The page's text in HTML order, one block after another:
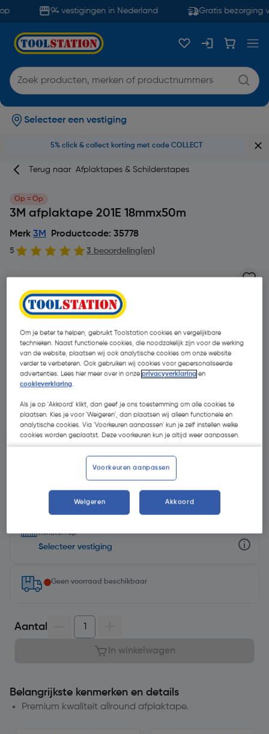
94 vestigingen in Nederland Gratis bezorging
Selecteer een vestiging
5% click & collect korting met code COLLECT
Terug naar Afplaktapes & Schilderstapes
Op = Op
3M afplaktape 201E 18mmx50m
Merk 3M Productcode: 35778
5 3 beoordeling(en)
| Excl. btw € 0,93
minuten op
Selecteer vestiging
Geen voorraad beschikbaar
Aantal
In winkelwagen
Belangrijkste kenmerken en details
Premium kwaliteit allround afplaktape.
Om je beter te helpen, gebruikt Toolstation cookies en vergelijkbare
technieken. Naast functionele cookies, die noodzakelijk zijn voor de werking
van de website, plaatsen wij ook analytische cookies om onze website
verder te verbeteren. Ook gebruiken wij cookies voor gepersonaliseerde
advertenties. Lees hier meer over in onzeprivacyverklaring en
cookieverklaring.
Als je op 'Akkoord' klikt, dan geef je ons toestemming om alle cookies te
plaatsen. Kies je voor 'Weigeren', dan plaatsen wij alleen functionele en
analytische cookies. Via 'Voorkeuren aanpassen' kun je zelf instellen welke
cookies worden geplaatst. Deze voorkeuren kun je altijd weer aanpassen.
Voorkeuren aanpassen
Weigeren Akkoord